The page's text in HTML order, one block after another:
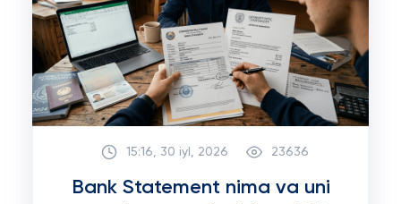
15:16, 30 iyl, 2026 23636
Bank Statement nima va uni